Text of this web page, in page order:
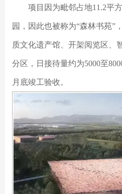
项目因为毗邻占地11.2平方
园，因此也被称为“森林书苑”
质文化遗产馆、开架阅览区、
分区，日接待量约为5000至
月底竣工验收。